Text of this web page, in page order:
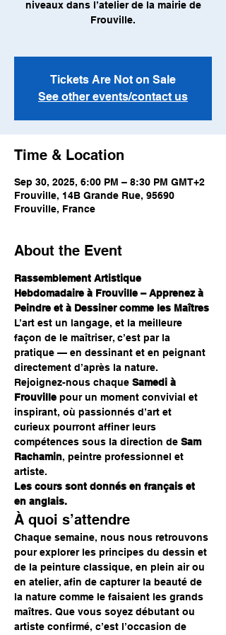
niveaux dans l’atelier de la mairie de
Frouville.
Tickets Are Not on Sale
See other events/contact us
Time & Location
Sep 30, 2025, 6:00 PM – 8:30 PM GMT+2
Frouville, 14B Grande Rue, 95690
Frouville, France
About the Event
Rassemblement Artistique
Hebdomadaire à Frouville – Apprenez à
Peindre et à Dessiner comme les Maîtres
L’art est un langage, et la meilleure
façon de le maîtriser, c’est par la
pratique — en dessinant et en peignant
directement d’après la nature.
Rejoignez-nous chaque Samedi à
Frouville pour un moment convivial et
inspirant, où passionnés d’art et
curieux pourront affiner leurs
compétences sous la direction de Sam
Rachamin, peintre professionnel et
artiste.
Les cours sont donnés en français et
en anglais.
À quoi s’attendre
Chaque semaine, nous nous retrouvons
pour explorer les principes du dessin et
de la peinture classique, en plein air ou
en atelier, afin de capturer la beauté de
la nature comme le faisaient les grands
maîtres. Que vous soyez débutant ou
artiste confirmé, c’est l’occasion de